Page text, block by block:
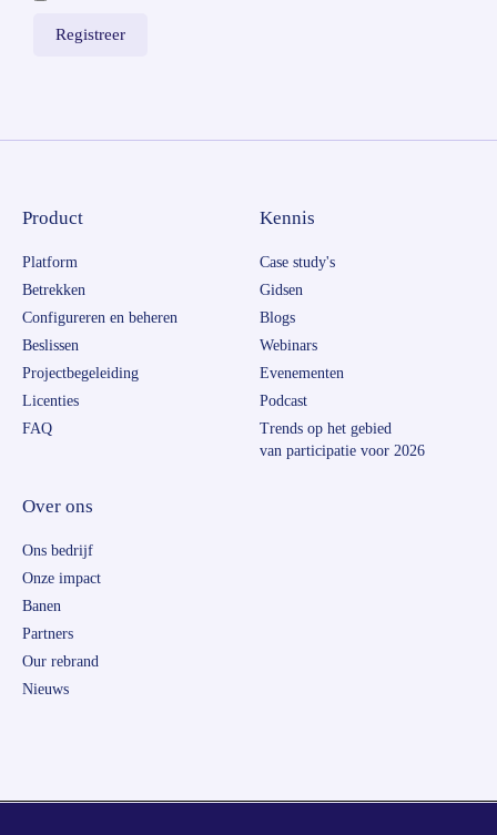
Product
Platform
Betrekken
Configureren en beheren
Beslissen
Projectbegeleiding
Licenties
FAQ
Kennis
Case study's
Gidsen
Blogs
Webinars
Evenementen
Podcast
Trends op het gebied
van participatie voor 2026
Over ons
Ons bedrijf
Onze impact
Banen
Partners
Our rebrand
Nieuws